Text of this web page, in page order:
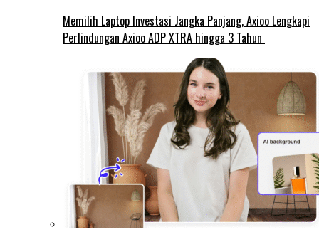
Memilih Laptop Investasi Jangka Panjang, Axioo Lengkapi
Perlindungan Axioo ADP XTRA hingga 3 Tahun